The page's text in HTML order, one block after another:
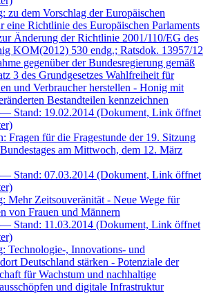
zu dem Vorschlag der Europäischen
eine Richtlinie des Europäischen Parlaments
Änderung der Richtlinie 2001/110/EG des
KOM(2012) 530 endg.; Ratsdok. 13957/12
gegenüber der Bundesregierung gemäß
3 des Grundgesetzes Wahlfreiheit für
und Verbraucher herstellen - Honig mit
Bestandteilen kennzeichnen
Stand: 19.02.2014 (Dokument, Link öffnet
Fragen für die Fragestunde der 19. Sitzung
am Mittwoch, dem 12. März
Stand: 07.03.2014 (Dokument, Link öffnet
Mehr Zeitsouveränität - Neue Wege für
von Frauen und Männern
Stand: 11.03.2014 (Dokument, Link öffnet
Technologie-, Innovations- und
Deutschland stärken - Potenziale der
für Wachstum und nachhaltige
und digitale Infrastruktur